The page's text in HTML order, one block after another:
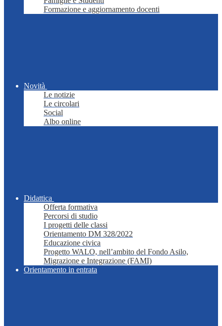
Formazione e aggiornamento docenti
Novità
Le notizie
Le circolari
Social
Albo online
Didattica
Offerta formativa
Percorsi di studio
I progetti delle classi
Orientamento DM 328/2022
Educazione civica
Progetto WALO, nell’ambito del Fondo Asilo,
Migrazione e Integrazione (FAMI)
Orientamento in entrata